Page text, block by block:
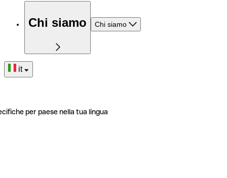
Chi siamo Chi siamo
it
per paese nella tua lingua